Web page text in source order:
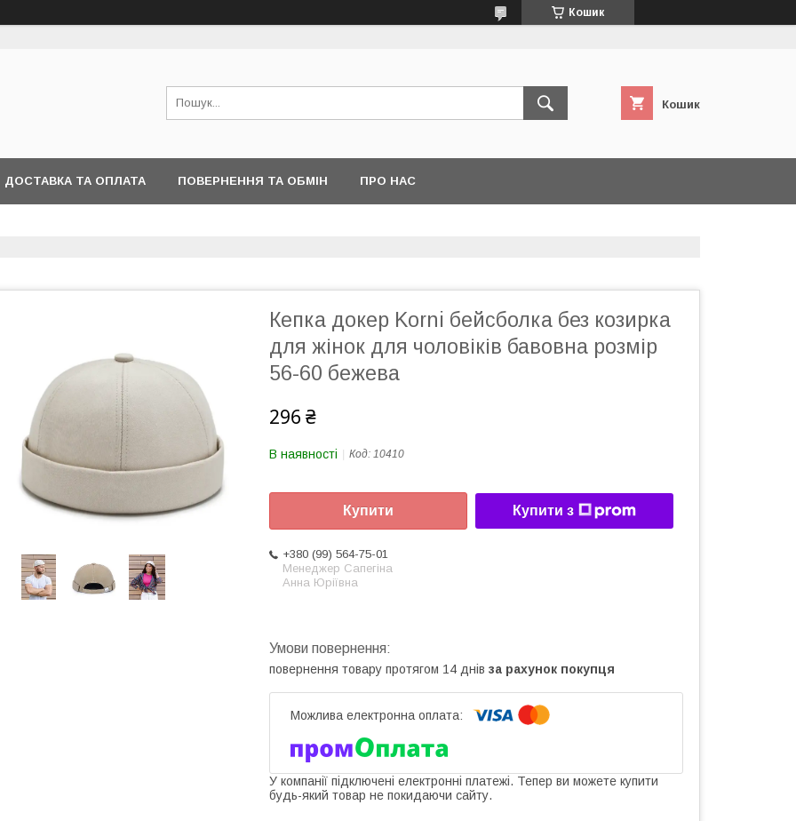
Кошик
Кошик
ДОСТАВКА ТА ОПЛАТА ПОВЕРНЕННЯ ТА ОБМІН ПРО НАС
Кепка докер Korni бейсболка без козирка
для жінок для чоловіків бавовна розмір
56-60 бежева
296 ₴
В наявності Код: 10410
Купити Купити з
+380 (99) 564-75-01
Менеджер Сапегіна
Анна Юріївна
повернення товару протягом 14 днів за рахунок покупця
У компанії підключені електронні платежі. Тепер ви можете купити
будь-який товар не покидаючи сайту.